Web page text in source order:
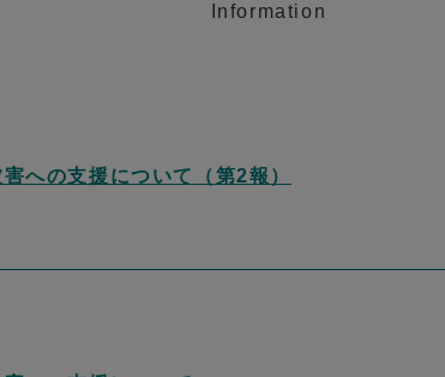
Information
への支援について（第2報）